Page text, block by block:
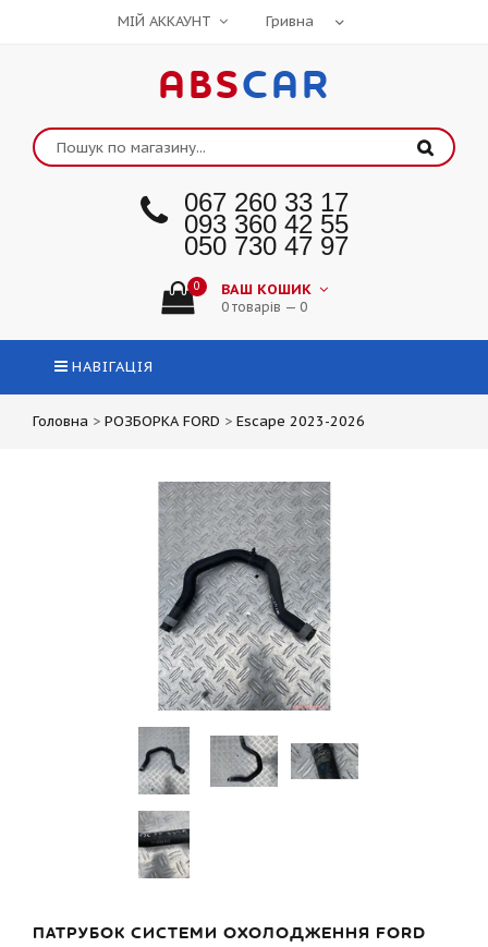
МІЙ АККАУНТ
ABSCAR
067 260 33 17
093 360 42 55
050 730 47 97
0 ВАШ КОШИК
0 товарів — 0
НАВІГАЦІЯ
Головна > РОЗБОРКА FORD > Escape 2023-2026
ПАТРУБОК СИСТЕМИ ОХОЛОДЖЕННЯ FORD